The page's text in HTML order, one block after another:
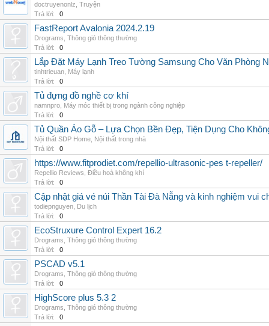
doctruyenonlz Truyện
Trả lời:
0
FastReport Avalonia 2024.2.19
Drograms Thông gió thông thường
Trả lời:
0
Lắp Đặt Máy Lạnh Treo Tường Samsung Cho Văn Phòng
tinhtrieuan Máy lạnh
Trả lời:
0
Tủ đựng đồ nghề cơ khí
namnpro Máy móc thiết bị trong ngành công nghiệp
Trả lời:
0
Tủ Quần Áo Gỗ – Lựa Chọn Bền Đẹp, Tiện Dụng Cho
Nội thất SDP Home Nội thất trong nhà
Trả lời:
0
https://www.fitprodiet.com/repellio-ultrasonic-pes t-repeller/
Repellio Reviews Điều hoà không khí
Trả lời:
0
Cập nhật giá vé núi Thần Tài Đà Nẵng và kinh nghiệm vui
todiepnguyen Du lịch
Trả lời:
0
EcoStruxure Control Expert 16.2
Drograms Thông gió thông thường
Trả lời:
0
PSCAD v5.1
Drograms Thông gió thông thường
Trả lời:
0
HighScore plus 5.3 2
Drograms Thông gió thông thường
Trả lời:
0